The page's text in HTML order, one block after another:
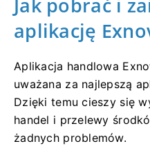
Jak pobrać i
aplikację
Aplikacja handlowa
uważana za najlepszą
Dzięki temu cieszy się
handel i przelewy
żadnych problemów.